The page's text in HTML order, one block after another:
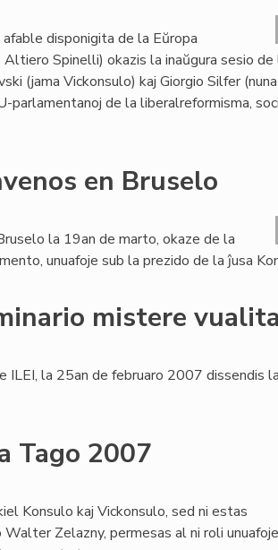
disponigita de la Eŭropa
Spinelli) okazis la inaŭgura sesio
(jama Vickonsulo) kaj Giorgio Silfer
parlamentanoj de la liberalreformisma,
en Bruselo
la 19an de marto, okaze de la
unuafoje sub la prezido de la ĵusa
mistere vualita
ILEI, la 25an de februaro 2007 dissendis la
Tago 2007
Konsulo kaj Vickonsulo, sed ni estas
Walter Zelazny, permesas al ni roli